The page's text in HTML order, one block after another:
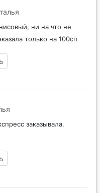
ни на что не
только на 100сп
заказывала.